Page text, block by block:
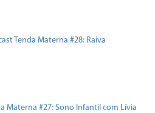
Tenda Materna #28: Raiva
Materna #27: Sono Infantil com Lívia